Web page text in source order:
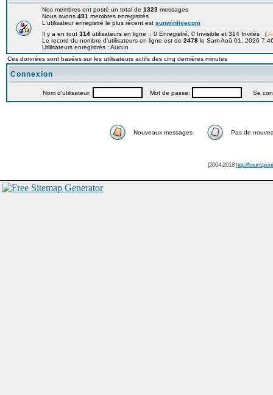
Nos membres ont posté un total de 1323 messages
Nous avons 491 membres enregistrés
L'utilisateur enregistré le plus récent est sunwinlivecom
Il y a en tout 314 utilisateurs en ligne :: 0 Enregistré, 0 Invisible et 314 Invités [
Le record du nombre d'utilisateurs en ligne est de 2478 le Sam Aoû 01, 2026
Utilisateurs enregistrés : Aucun
Ces données sont basées sur les utilisateurs actifs des cinq dernières minutes
Connexion
Nom d'utilisateur: Mot de passe: Se
Nouveaux messages Pas de
[2004-2018http://